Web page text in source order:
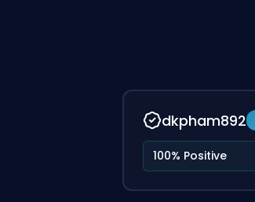
Overwatch 2
Rocket League
Path of Exile 2
dkpham892
100% Positive